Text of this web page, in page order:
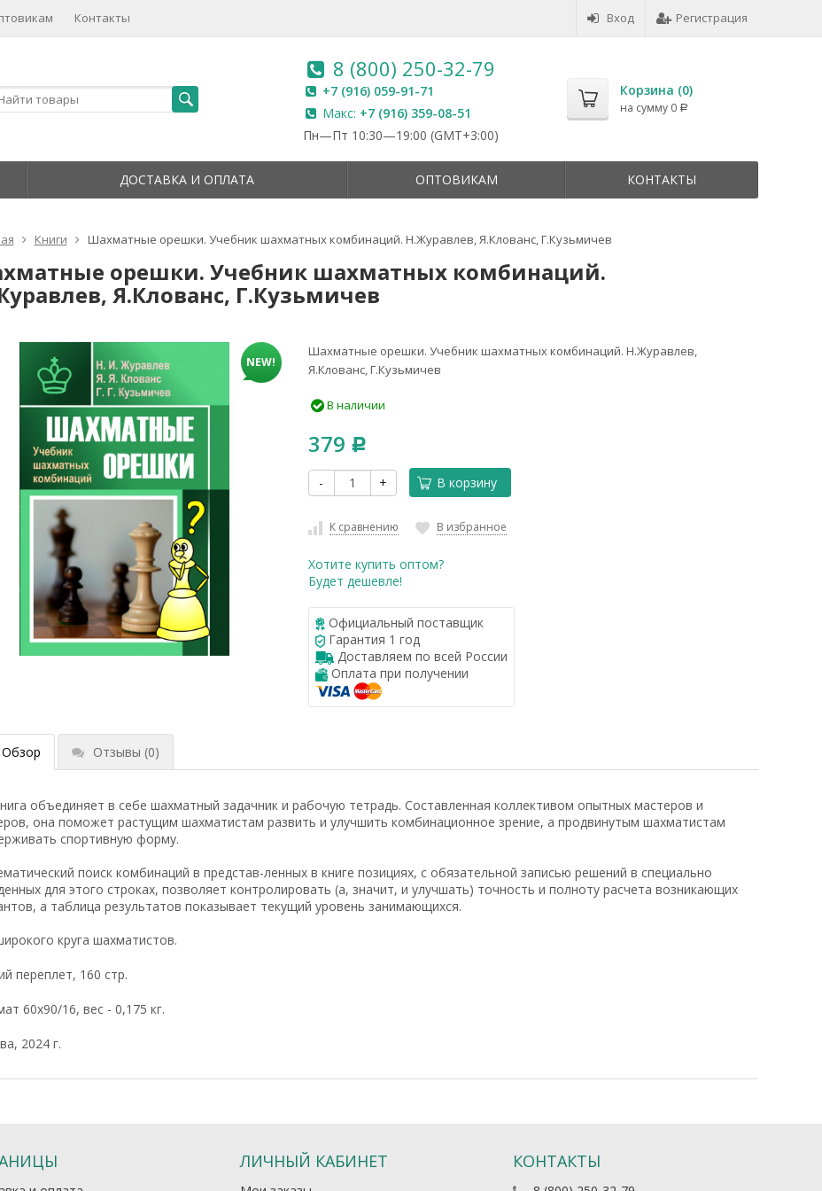
Вход Регистрация
Контакты
8 (800) 250-32-79
+7 (916) 059-91-71
Макс: +7 (916) 359-08-51
Пн—Пт 10:30—19:00 (GMT+3:00)
Корзина (0)
на сумму 0 Р
ДОСТАВКА И ОПЛАТА ОПТОВИКАМ КОНТАКТЫ
Книги Шахматные орешки. Учебник шахматных комбинаций. Н.Журавлев, Я.Клованс, Г.Кузьмичев
орешки. Учебник шахматных комбинаций.
Я.Клованс, Г.Кузьмичев
NEW!
Шахматные орешки. Учебник шахматных комбинаций. Н.Журавлев,
Я.Клованс, Г.Кузьмичев
В наличии
379 Р
- + В корзину
К сравнению В избранное
Хотите купить оптом?
Будет дешевле!
Официальный поставщик
Гарантия 1 год
Доставляем по всей России
Оплата при получении
Обзор Отзывы (0)
объединяет в себе шахматный задачник и рабочую тетрадь. Составленная коллективом опытных мастеров и
она поможет растущим шахматистам развить и улучшить комбинационное зрение, а продвинутым шахматистам
спортивную форму.
поиск комбинаций в представ-ленных в книге позициях, с обязательной записью решений в специально
для этого строках, позволяет контролировать (а, значит, и улучшать) точность и полноту расчета возникающих
а таблица результатов показывает текущий уровень занимающихся.
круга шахматистов.
переплет, 160 стр.
60х90/16, вес - 0,175 кг.
2024 г.
ЛИЧНЫЙ КАБИНЕТ КОНТАКТЫ